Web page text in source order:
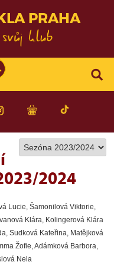
PRAHA
2024
Lucie, Šamonilová Viktorie,
Klára, Kolingerová Klára
Sudková Kateřina, Matějková
Žofie, Adámková Barbora,
Nela